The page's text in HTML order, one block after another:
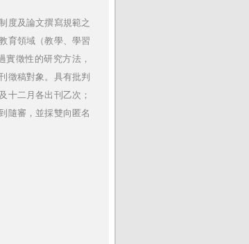
度及論文撰寫規範之
育領域（教學、學習
徵性的研究方法，
徵稿對象。具有批判
十二月各出刊乙次；
隨審，並採雙向匿名